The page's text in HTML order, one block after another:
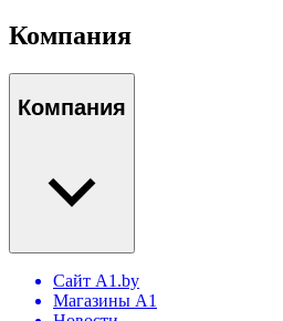
Компания
Компания
Сайт A1.by
Магазины А1